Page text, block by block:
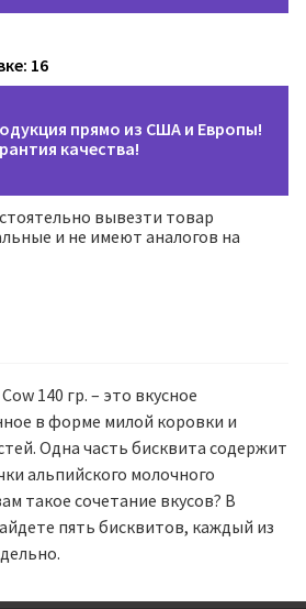
16
прямо из США и Европы!
качества!
вывезти товар
и не имеют аналогов на
140 гр. – это вкусное
в форме милой коровки и
Одна часть бисквита содержит
альпийского молочного
такое сочетание вкусов? В
пять бисквитов, каждый из